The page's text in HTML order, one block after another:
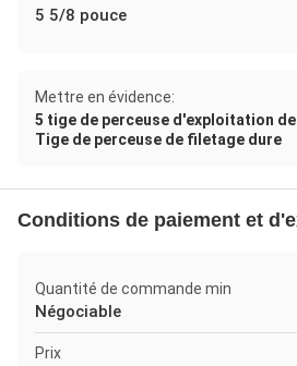
5 5/8 pouce
Mettre en évidence:
5 tige de perceuse d'exploitation
Tige de perceuse de filetage dure
Conditions de paiement et
Quantité de commande min
Négociable
Prix